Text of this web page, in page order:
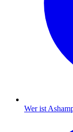
Wer ist